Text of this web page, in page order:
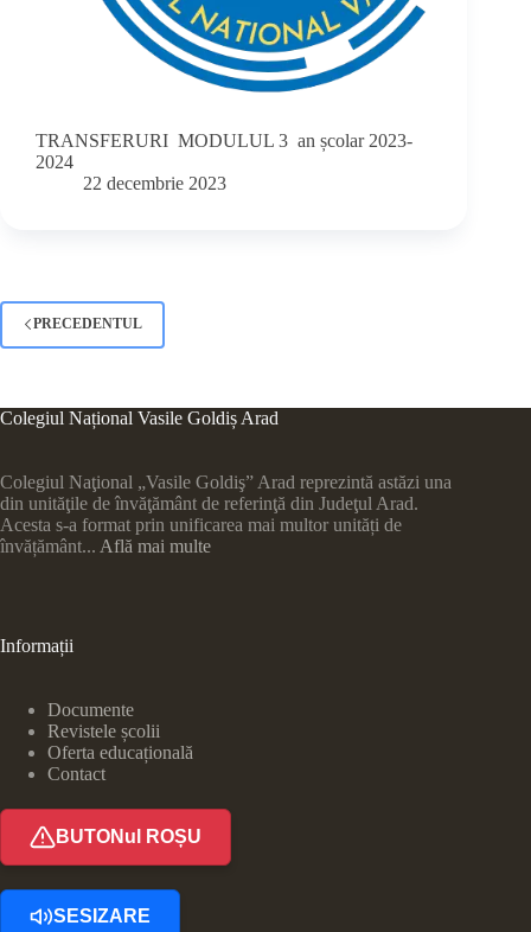
TRANSFERURI MODULUL 3 an școlar 2023-
2024
22 decembrie 2023
PRECEDENTUL
Colegiul Național Vasile Goldiș Arad
Colegiul Naţional „Vasile Goldiş” Arad reprezintă astăzi una
din unităţile de învăţământ de referinţă din Judeţul Arad.
Acesta s-a format prin unificarea mai multor unități de
învățământ... Află mai multe
Informații
Documente
Revistele școlii
Oferta educațională
Contact
BUTONul ROȘU
SESIZARE